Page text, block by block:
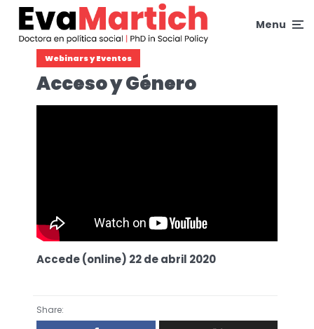
Menu
Webinars y Eventos
Acceso y Género
Accede (online) 22 de abril 2020
Share: